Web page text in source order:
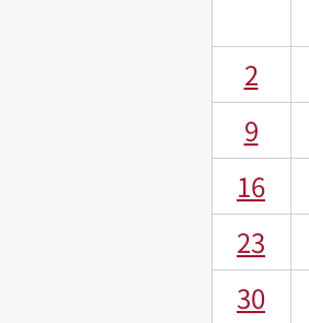
2
9
16
23
30